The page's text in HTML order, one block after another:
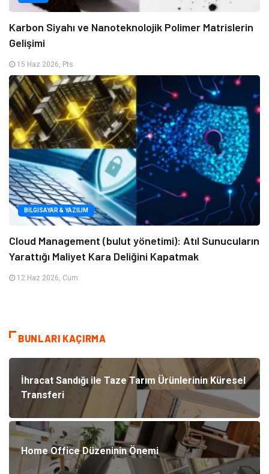
Karbon Siyahı ve Nanoteknolojik Polimer Matrislerin
Gelişimi
15 Haz 2026, Pts
BILGISAYAR & YAZILIM
Cloud Management (bulut yönetimi): Atıl Sunucuların
Yarattığı Maliyet Kara Deliğini Kapatmak
12 Haz 2026, Cum
BUNLARI KAÇIRMA
İhracat Sandığı ile Taze Tarım Ürünlerinin Küresel
Transferi
Home Office Düzeninin Önemi